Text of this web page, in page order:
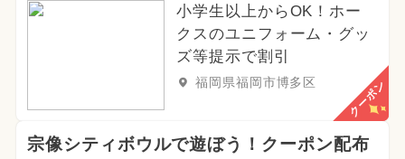
小学生以上からOK！ホー
クスのユニフォーム・グッ
ズ等提示で割引
福岡県福岡市博多区 クーポン
宗像シティボウルで遊ぼう！クーポン配布